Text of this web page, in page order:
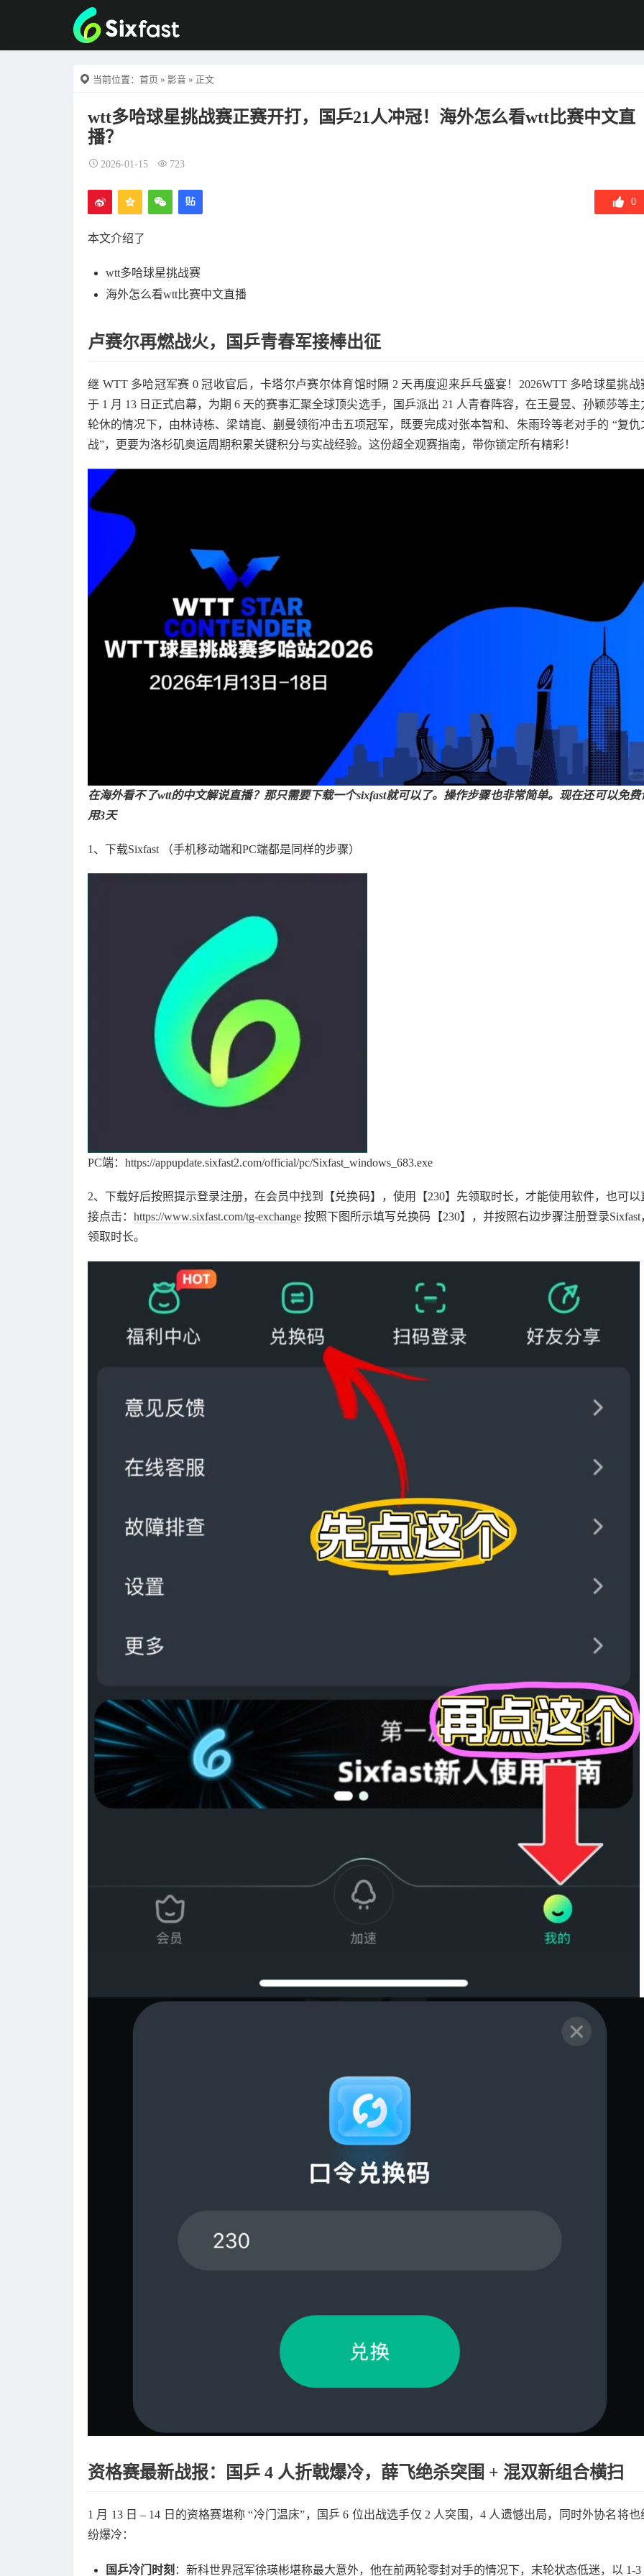
当前位置： 首页 » 影音 » 正文
wtt多哈球星挑战赛正赛开打，国乒21人冲冠！海外怎么看wtt比赛中文直
播？
2026-01-15 723
0
本文介绍了
wtt多哈球星挑战赛
海外怎么看wtt比赛中文直播
卢赛尔再燃战火，国乒青春军接棒出征​
继 WTT 多哈冠军赛 0 冠收官后，卡塔尔卢赛尔体育馆时隔 2 天再度迎来乒乓盛宴！2026WTT 多哈球星挑战
于 1 月 13 日正式启幕，为期 6 天的赛事汇聚全球顶尖选手，国乒派出 21 人青春阵容，在王曼昱、孙颖莎等主
轮休的情况下，由林诗栋、梁靖崑、蒯曼领衔冲击五项冠军，既要完成对张本智和、朱雨玲等老对手的 “复仇
战”，更要为洛杉矶奥运周期积累关键积分与实战经验。这份超全观赛指南，带你锁定所有精彩！
在海外看不了wtt的中文解说直播？那只需要下载一个sixfast就可以了。操作步骤也非常简单。现在还可以免费
用3天
1、下载Sixfast （手机移动端和PC端都是同样的步骤）
PC端：https://appupdate.sixfast2.com/official/pc/Sixfast_windows_683.exe
2、下载好后按照提示登录注册，在会员中找到【兑换码】，使用【230】先领取时长，才能使用软件，也可以
接点击：https://www.sixfast.com/tg-exchange 按照下图所示填写兑换码【230】，并按照右边步骤注册登录Sixfast
领取时长。
资格赛最新战报：国乒 4 人折戟爆冷，薛飞绝杀突围 + 混双新组合横扫​
1 月 13 日 – 14 日的资格赛堪称 “冷门温床”，国乒 6 位出战选手仅 2 人突围，4 人遗憾出局，同时外协名将也
纷爆冷：​
国乒冷门时刻 ：新科世界冠军徐瑛彬堪称最大意外，他在前两轮零封对手的情况下，末轮状态低迷，以 1-3